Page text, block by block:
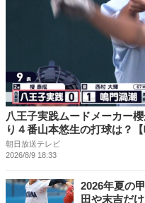
八王子実践ムードメーカー
り４番山本悠生の打球は？
朝日放送テレビ
2026/8/9 18:33
2026年夏の
田や末吉だ